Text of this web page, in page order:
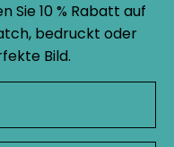
Sie 10 % Rabatt auf
bedruckt oder
Bild.